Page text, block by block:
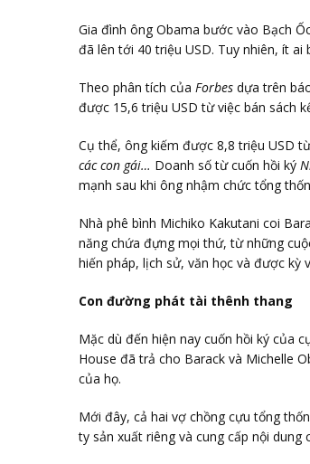
Gia đình ông Obama bước vào Bạch
đã lên tới 40 triệu USD. Tuy nhiên, ít
Theo phân tích của Forbes dựa trên
được 15,6 triệu USD từ việc bán sách
Cụ thể, ông kiếm được 8,8 triệu USD
các con gái… Doanh số từ cuốn hồi ký
mạnh sau khi ông nhậm chức tổng
Nhà phê bình Michiko Kakutani coi
năng chứa đựng mọi thứ, từ những
hiến pháp, lịch sử, văn học và được kỳ
Con đường phát tài thênh thang
Mặc dù đến hiện nay cuốn hồi ký của
House đã trả cho Barack và Michelle
của họ.
Mới đây, cả hai vợ chồng cựu tổng
ty sản xuất riêng và cung cấp nội